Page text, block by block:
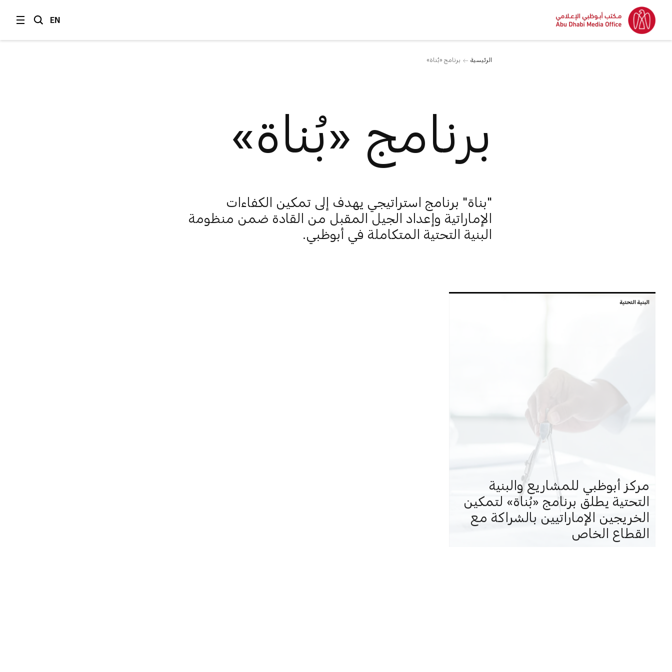
EN
الرئيسية برنامج «بُناة»
برنامج «بُناة»
"بناة" برنامج استراتيجي يهدف إلى تمكين الكفاءات
الإماراتية وإعداد الجيل المقبل من القادة ضمن منظومة
البنية التحتية المتكاملة في أبوظبي.
البنية التحتية
مركز أبوظبي للمشاريع والبنية
التحتية يطلق برنامج «بُناة» لتمكين
الخريجين الإماراتيين بالشراكة مع
القطاع الخاص